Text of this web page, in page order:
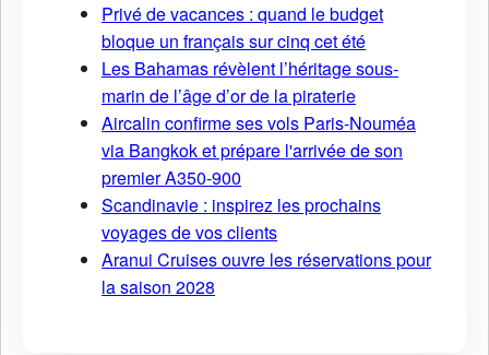
Privé de vacances : quand le budget
bloque un français sur cinq cet été
Les Bahamas révèlent l’héritage sous-
marin de l’âge d’or de la piraterie
Aircalin confirme ses vols Paris-Nouméa
via Bangkok et prépare l'arrivée de son
premier A350-900
Scandinavie : inspirez les prochains
voyages de vos clients
Aranui Cruises ouvre les réservations pour
la saison 2028